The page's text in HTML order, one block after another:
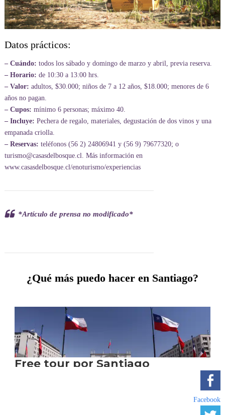
Datos prácticos:
– Cuándo: todos los sábado y domingo de marzo y abril, previa reserva.
– Horario: de 10:30 a 13:00 hrs.
– Valor: adultos, $30.000; niños de 7 a 12 años, $18.000; menores de 6
años no pagan.
– Cupos: mínimo 6 personas; máximo 40.
– Incluye: Pechera de regalo, materiales, degustación de dos vinos y una
empanada criolla.
– Reservas: teléfonos (56 2) 24806941 y (56 9) 79677320; o
turismo@casasdelbosque.cl. Más información en
www.casasdelbosque.cl/enoturismo/experiencias
*Artículo de prensa no modificado*
¿Qué más puedo hacer en Santiago?
Facebook